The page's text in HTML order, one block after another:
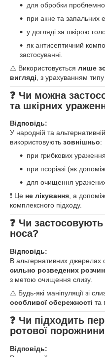
для обробки
при акне та запальних
у догляді за шкірою
як антисептичний
застосуванні.
⚠️ Використовується лише
вигляді , з урахуванням типу
❓ Чи можна
та шкірних
Відповідь:
У народній та
використовують зовнішньо:
при грибкових
при псоріазі (як
для очищення уражених
❗ Це не лікування, а
комплексного підходу.
❓ Чи
носа?
Відповідь:
В альтернативних джерелах
сильно розведених
з метою очищення слизу.
⚠️ Будь-які маніпуляції зі
особливої обережності та
❓ Чи підходить
ротової
Відповідь: